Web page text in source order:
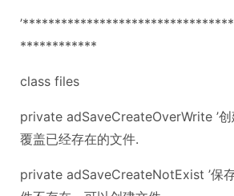
************
class files
private adSaveCreateOverWrite ’
覆盖已经存在的文件.
private adSaveCreateNotExist ’保